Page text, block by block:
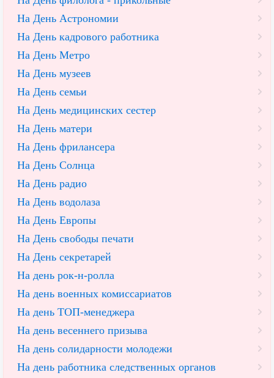
На День Астрономии
На День кадрового работника
На День Метро
На День музеев
На День семьи
На День медицинских сестер
На День матери
На День фрилансера
На День Солнца
На День радио
На День водолаза
На День Европы
На День свободы печати
На День секретарей
На день рок-н-ролла
На день военных комиссариатов
На день ТОП-менеджера
На день весеннего призыва
На день солидарности молодежи
На день работника следственных органов